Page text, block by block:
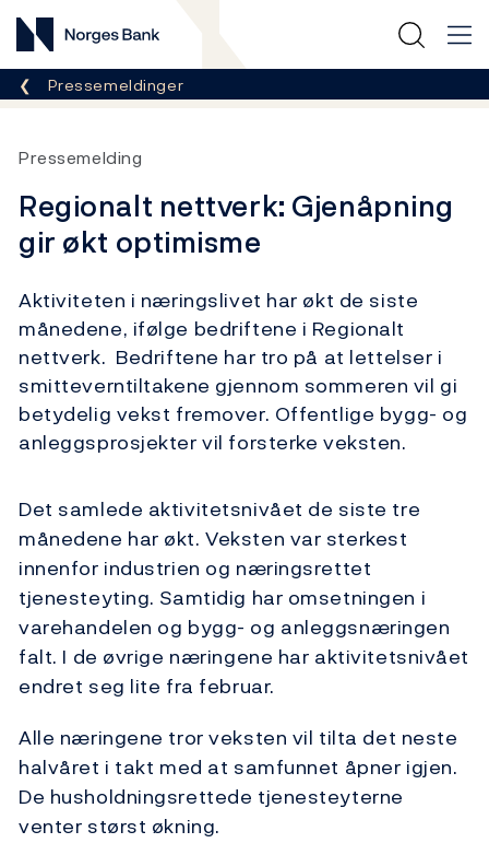
Norges Bank
Her er du nå:
Pressemeldinger
Pressemelding
Regionalt nettverk: Gjenåpning
gir økt optimisme
Aktiviteten i næringslivet har økt de siste
månedene, ifølge bedriftene i Regionalt
nettverk. Bedriftene har tro på at lettelser i
smitteverntiltakene gjennom sommeren vil gi
betydelig vekst fremover. Offentlige bygg- og
anleggsprosjekter vil forsterke veksten.
Det samlede aktivitetsnivået de siste tre
månedene har økt. Veksten var sterkest
innenfor industrien og næringsrettet
tjenesteyting. Samtidig har omsetningen i
varehandelen og bygg- og anleggsnæringen
falt. I de øvrige næringene har aktivitetsnivået
endret seg lite fra februar.
Alle næringene tror veksten vil tilta det neste
halvåret i takt med at samfunnet åpner igjen.
De husholdningsrettede tjenesteyterne
venter størst økning.